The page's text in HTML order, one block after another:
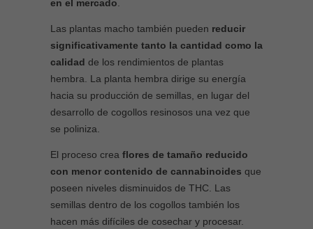
en el mercado
Las plantas macho también pueden reducir
significativamente tanto la cantidad como la
calidad de los rendimientos de plantas
hembra. La planta hembra dirige su energía
hacia su producción de semillas, en lugar del
desarrollo de cogollos resinosos una vez que
se poliniza.
El proceso crea flores de tamaño reducido
con menor contenido de cannabinoides que
poseen niveles disminuidos de THC. Las
semillas dentro de los cogollos también los
hacen más difíciles de cosechar y procesar.